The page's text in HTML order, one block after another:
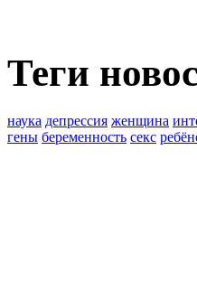
Теги
наука депрессия женщина
гены беременность секс